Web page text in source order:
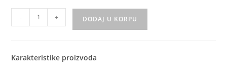
- + DODAJ U KORPU
Karakteristike proizvoda